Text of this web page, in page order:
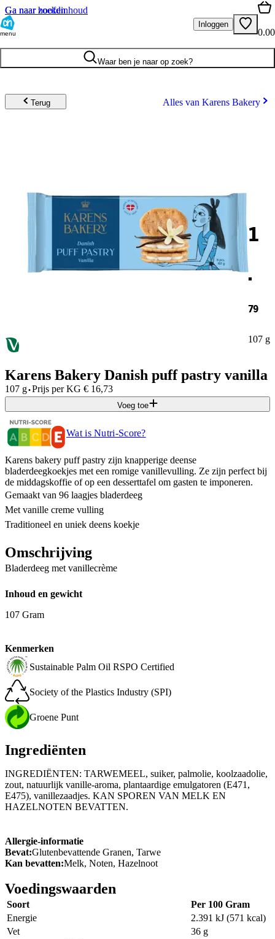
Ga naar hoofdinhoud
Ga naar zoeken
menu
Inloggen
0.00
Waar ben je naar op zoek?
Terug Alles van Karens Bakery
1
.
79
107 g
Karens Bakery Danish puff pastry vanilla
107 g·Prijs per KG € 16,73
Voeg toe
Wat is Nutri-Score?
Karens bakery puff pastry zijn knapperige deense
bladerdeegkoekjes met een romige vanillevulling. Ze zijn perfect bij
de middagskoffie of op een desserttafel om gasten te imponeren.
Gemaakt van 96 laagjes bladerdeeg
Met vanille creme vulling
Traditioneel en uniek deens koekje
Omschrijving
Bladerdeeg met vanillecrème
Inhoud en gewicht
107 Gram
Kenmerken
Sustainable Palm Oil RSPO Certified
Society of the Plastics Industry (SPI)
Groene Punt
Ingrediënten
INGREDIËNTEN: TARWEMEEL, suiker, palmolie, koolzaadolie,
zout, natuurlijk vanille-aroma, plantaardige emulgatoren (E471,
E475), vanille­zaadjes. KAN SPOREN VAN MELK EN
HAZELNOTEN BEVATTEN.
Allergie-informatie
Bevat:Glutenbevattende Granen, Tarwe
Kan bevatten:Melk, Noten, Hazelnoot
Voedingswaarden
Soort
Per 100 Gram
Energie
2.391 kJ (571 kcal)
Vet
36 g